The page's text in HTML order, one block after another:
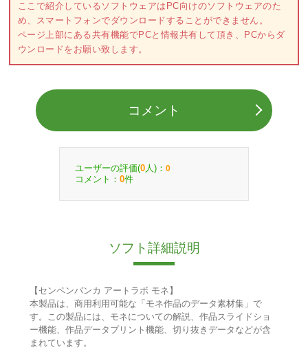
ここで紹介しているソフトウェアはPC向けのソフトウェアのた
め、スマートフォンでダウンロードすることができません。
ページ上部にある共有機能でPCと情報共有して頂き、PCからダ
ウンロードをお願い致します。
コメント
ユーザーの評価(0 人)： 0
コメント： 0件
ソフト詳細説明
【センペンバンカ アートラボ モネ】
本製品は、商用利用可能な「モネ作品のデータ素材集」で
す。この製品には、モネについての解説、作品スライドショ
ー機能、作品データプリント機能、切り抜きデータなどが含
まれています。